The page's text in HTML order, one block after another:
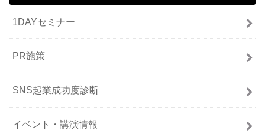
1DAYセミナー
PR施策
SNS起業成功度診断
イベント・講演情報